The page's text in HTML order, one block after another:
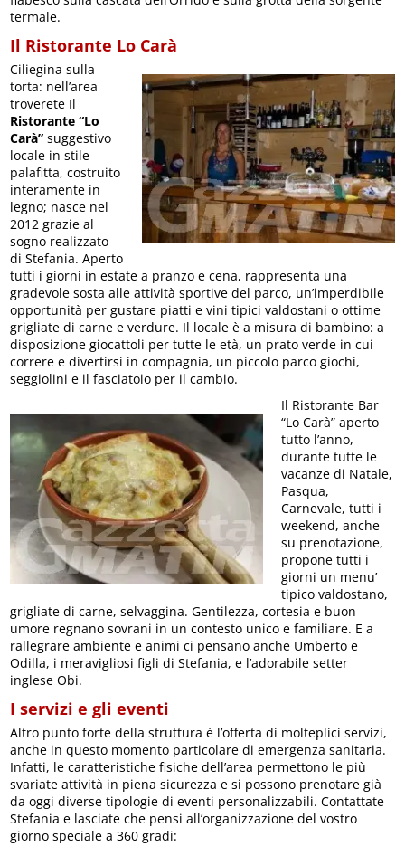
termale.
Il Ristorante Lo Carà
Ciliegina sulla
torta: nell’area
troverete Il
Ristorante “Lo
Carà” suggestivo
locale in stile
palafitta, costruito
interamente in
legno; nasce nel
2012 grazie al
sogno realizzato
di Stefania. Aperto
tutti i giorni in estate a pranzo e cena, rappresenta una
gradevole sosta alle attività sportive del parco, un’imperdibile
opportunità per gustare piatti e vini tipici valdostani o ottime
grigliate di carne e verdure. Il locale è a misura di bambino: a
disposizione giocattoli per tutte le età, un prato verde in cui
correre e divertirsi in compagnia, un piccolo parco giochi,
seggiolini e il fasciatoio per il cambio.
Il Ristorante Bar
“Lo Carà” aperto
tutto l’anno,
durante tutte le
vacanze di Natale,
Pasqua,
Carnevale, tutti i
weekend, anche
su prenotazione,
propone tutti i
giorni un menu’
tipico valdostano,
grigliate di carne, selvaggina. Gentilezza, cortesia e buon
umore regnano sovrani in un contesto unico e familiare. E a
rallegrare ambiente e animi ci pensano anche Umberto e
Odilla, i meravigliosi figli di Stefania, e l’adorabile setter
inglese Obi.
I servizi e gli eventi
Altro punto forte della struttura è l’offerta di molteplici servizi,
anche in questo momento particolare di emergenza sanitaria.
Infatti, le caratteristiche fisiche dell’area permettono le più
svariate attività in piena sicurezza e si possono prenotare già
da oggi diverse tipologie di eventi personalizzabili. Contattate
Stefania e lasciate che pensi all’organizzazione del vostro
giorno speciale a 360 gradi: